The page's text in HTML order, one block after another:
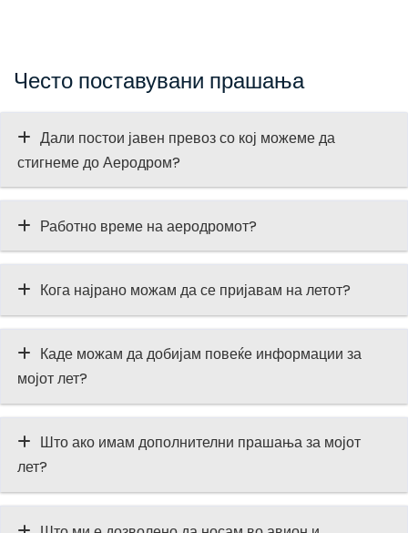
Често поставувани прашања
Дали постои јавен превоз со кој можеме да
стигнеме до Аеродром?
Работно време на аеродромот?
Кога најрано можам да се пријавам на летот?
Каде можам да добијам повеќе информации за
мојот лет?
Што ако имам дополнителни прашања за мојот
лет?